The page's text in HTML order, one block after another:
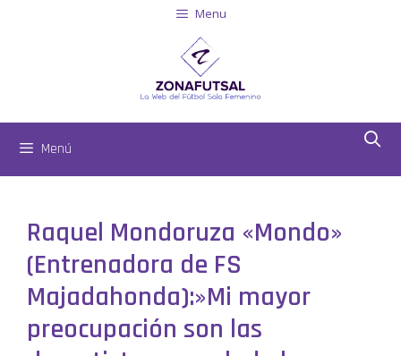
Menu
Menú
Raquel Mondoruza «Mondo»
(Entrenadora de FS
Majadahonda):»Mi mayor
preocupación son las